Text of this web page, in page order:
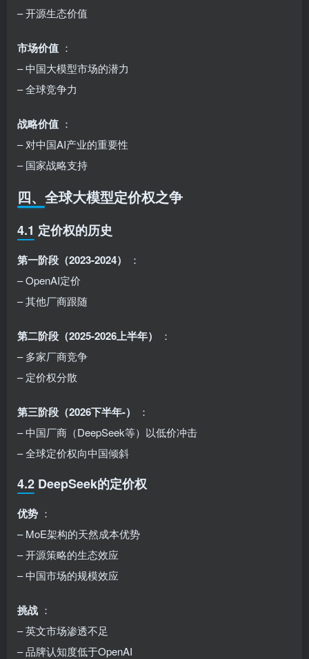
– 开源生态价值
市场价值 ：
– 中国大模型市场的潜力
– 全球竞争力
战略价值 ：
– 对中国AI产业的重要性
– 国家战略支持
四、全球大模型定价权之争
4.1 定价权的历史
第一阶段（2023-2024）
：
– OpenAI定价
– 其他厂商跟随
第二阶段（2025-2026上半年）
：
– 多家厂商竞争
– 定价权分散
第三阶段（2026下半年-）
：
– 中国厂商（DeepSeek等）以低价冲击
– 全球定价权向中国倾斜
4.2 DeepSeek的定价权
优势 ：
– MoE架构的天然成本优势
– 开源策略的生态效应
– 中国市场的规模效应
挑战 ：
– 英文市场渗透不足
– 品牌认知度低于OpenAI